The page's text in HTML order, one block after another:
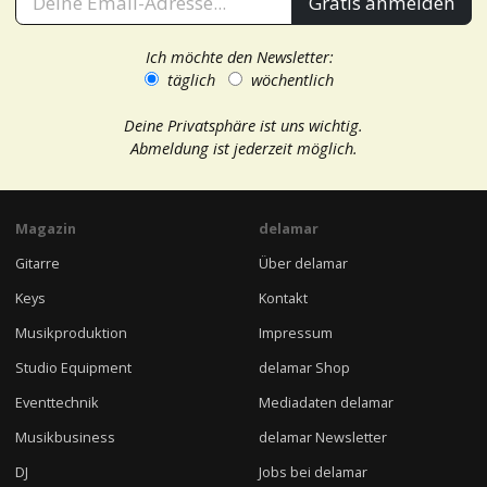
Ich möchte den Newsletter:
täglich
wöchentlich
Deine Privatsphäre ist uns wichtig.
Abmeldung ist jederzeit möglich.
Magazin
Gitarre
Keys
Musikproduktion
Studio Equipment
Eventtechnik
Musikbusiness
DJ
delamar
Über delamar
Kontakt
Impressum
delamar Shop
Mediadaten delamar
delamar Newsletter
Jobs bei delamar